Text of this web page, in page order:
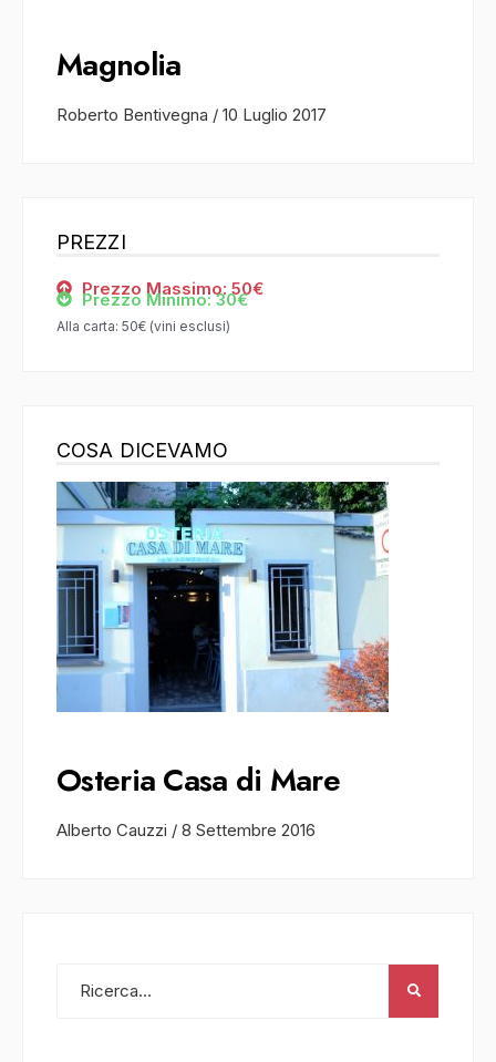
Magnolia
Roberto Bentivegna / 10 Luglio 2017
PREZZI
Prezzo Massimo: 50€
Prezzo Minimo: 30€
Alla carta: 50€ (vini esclusi)
COSA DICEVAMO
Osteria Casa di Mare
Alberto Cauzzi / 8 Settembre 2016